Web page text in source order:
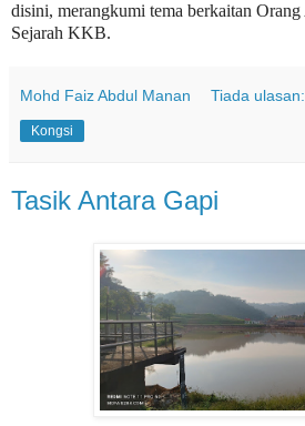
disini, merangkumi tema berkaitan
Sejarah KKB.
Mohd Faiz Abdul Manan Tiada ulasan:
Kongsi
Tasik Antara Gapi